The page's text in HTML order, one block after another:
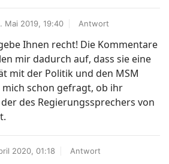
Mai 2019, 19:40 Antwort
Ihnen recht! Die Kommentare
mir dadurch auf, dass sie eine
mit der Politik und den MSM
schon gefragt, ob ihr
des Regierungssprechers von
2020, 01:18 Antwort